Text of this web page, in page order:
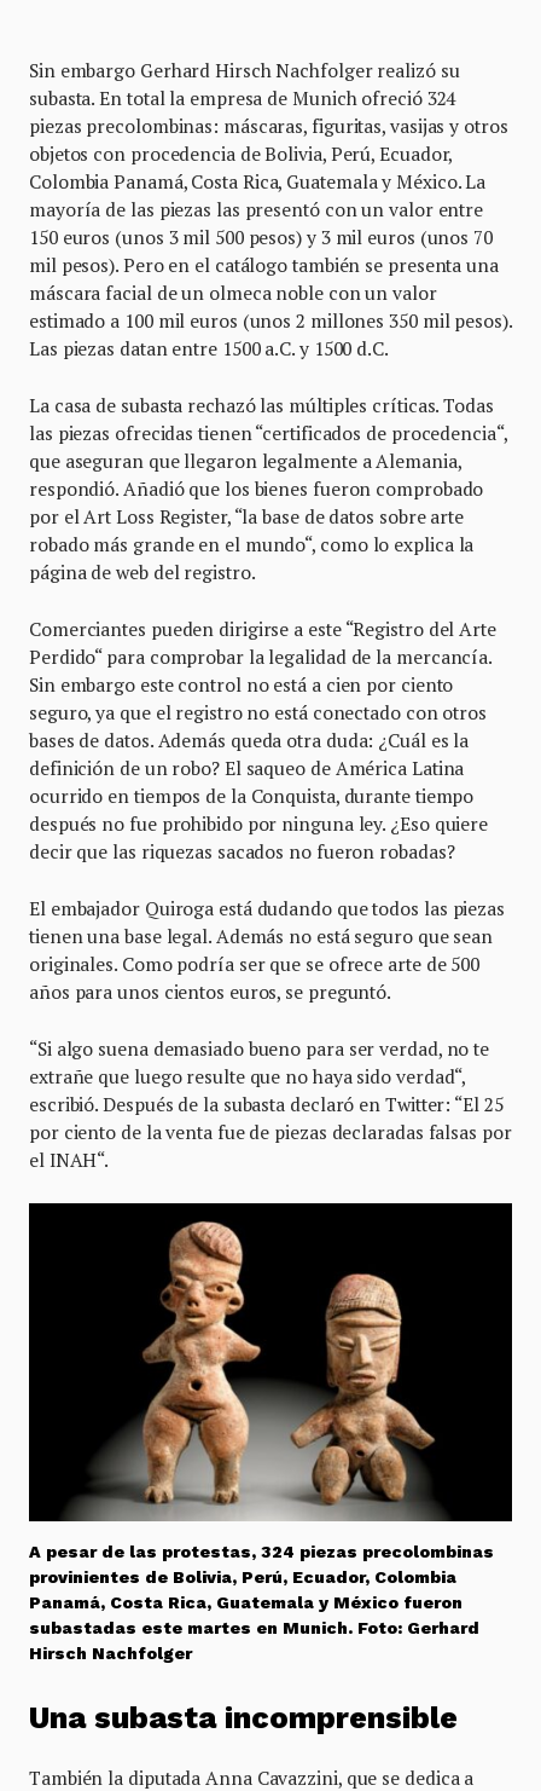
Sin embargo Gerhard Hirsch Nachfolger realizó su
subasta. En total la empresa de Munich ofreció 324
piezas precolombinas: máscaras, figuritas, vasijas y otros
objetos con procedencia de Bolivia, Perú, Ecuador,
Colombia Panamá, Costa Rica, Guatemala y México. La
mayoría de las piezas las presentó con un valor entre
150 euros (unos 3 mil 500 pesos) y 3 mil euros (unos 70
mil pesos). Pero en el catálogo también se presenta una
máscara facial de un olmeca noble con un valor
estimado a 100 mil euros (unos 2 millones 350 mil pesos).
Las piezas datan entre 1500 a.C. y 1500 d.C.
La casa de subasta rechazó las múltiples críticas. Todas
las piezas ofrecidas tienen “certificados de procedencia“,
que aseguran que llegaron legalmente a Alemania,
respondió. Añadió que los bienes fueron comprobado
por el Art Loss Register, “la base de datos sobre arte
robado más grande en el mundo“, como lo explica la
página de web del registro.
Comerciantes pueden dirigirse a este “Registro del Arte
Perdido“ para comprobar la legalidad de la mercancía.
Sin embargo este control no está a cien por ciento
seguro, ya que el registro no está conectado con otros
bases de datos. Además queda otra duda: ¿Cuál es la
definición de un robo? El saqueo de América Latina
ocurrido en tiempos de la Conquista, durante tiempo
después no fue prohibido por ninguna ley. ¿Eso quiere
decir que las riquezas sacados no fueron robadas?
El embajador Quiroga está dudando que todos las piezas
tienen una base legal. Además no está seguro que sean
originales. Como podría ser que se ofrece arte de 500
años para unos cientos euros, se preguntó.
“Si algo suena demasiado bueno para ser verdad, no te
extrañe que luego resulte que no haya sido verdad“,
escribió. Después de la subasta declaró en Twitter: “El 25
por ciento de la venta fue de piezas declaradas falsas por
el INAH“.
A pesar de las protestas, 324 piezas precolombinas
provinientes de Bolivia, Perú, Ecuador, Colombia
Panamá, Costa Rica, Guatemala y México fueron
subastadas este martes en Munich. Foto: Gerhard
Hirsch Nachfolger
Una subasta incomprensible
También la diputada Anna Cavazzini, que se dedica a